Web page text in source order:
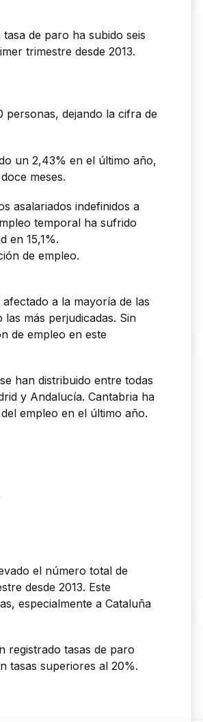
de paro ha subido seis
trimestre desde 2013.
personas, dejando la cifra de
un 2,43% en el último año,
meses.
asalariados indefinidos a
temporal ha sufrido
en 15,1%.
de empleo.
a la mayoría de las
más perjudicadas. Sin
de empleo en este
han distribuido entre todas
y Andalucía. Cantabria ha
empleo en el último año.
el número total de
desde 2013. Este
especialmente a Cataluña
registrado tasas de paro
tasas superiores al 20%.